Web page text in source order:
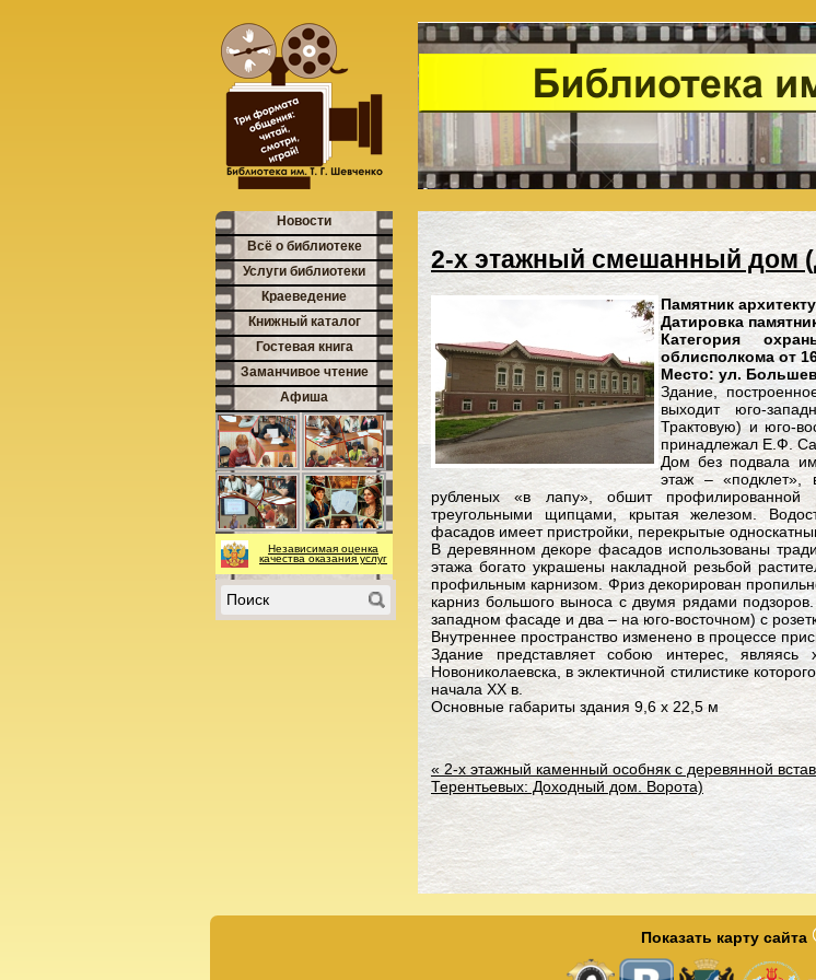
2-х этажный смешанный дом
Памятник
Датировка
Категория
облисполкома от
Место: ул.
Здание,
выходит юго-
Трактовую) и юго-
принадлежал Е.Ф.
Дом без подвала
этаж – «подклет»,
рубленых «в лапу», обшит профилированной
треугольными щипцами, крытая железом.
фасадов имеет пристройки, перекрытые
В деревянном декоре фасадов использованы
этажа богато украшены накладной резьбой
профильным карнизом. Фриз декорирован
карниз большого выноса с двумя рядами
западном фасаде и два – на юго-восточном) с
Внутреннее пространство изменено в процессе
Здание представляет собою интерес, являясь
Новониколаевска, в эклектичной стилистике
начала XX в.
Основные габариты здания 9,6 х 22,5 м
«2-х этажный каменный особняк с деревянной
Терентьевых: Доходный дом. Ворота)
Новости
Всё о библиотеке
Услуги библиотеки
Краеведение
Книжный каталог
Гостевая книга
Заманчивое чтение
Афиша
Независимая оценка
качества оказания услуг
Показать карту сайта